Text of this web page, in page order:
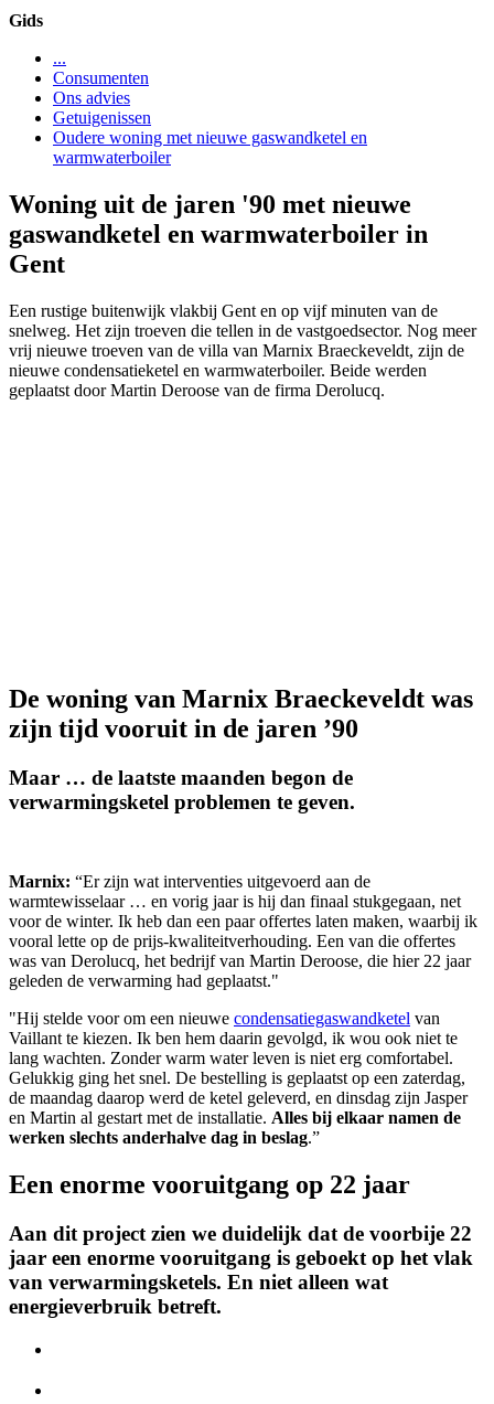
Gids
...
Consumenten
Ons advies
Getuigenissen
Oudere woning met nieuwe gaswandketel en
warmwaterboiler
Woning uit de jaren '90 met nieuwe
gaswandketel en warmwaterboiler in
Gent
Een rustige buitenwijk vlakbij Gent en op vijf minuten van de
snelweg. Het zijn troeven die tellen in de vastgoedsector. Nog meer
vrij nieuwe troeven van de villa van Marnix Braeckeveldt, zijn de
nieuwe condensatieketel en warmwaterboiler. Beide werden
geplaatst door Martin Deroose van de firma Derolucq.
De woning van Marnix Braeckeveldt was
zijn tijd vooruit in de jaren ’90
Maar … de laatste maanden begon de
verwarmingsketel problemen te geven.
Marnix: “Er zijn wat interventies uitgevoerd aan de
warmtewisselaar … en vorig jaar is hij dan finaal stukgegaan, net
voor de winter. Ik heb dan een paar offertes laten maken, waarbij ik
vooral lette op de prijs-kwaliteitverhouding. Een van die offertes
was van Derolucq, het bedrijf van Martin Deroose, die hier 22 jaar
geleden de verwarming had geplaatst."
"Hij stelde voor om een nieuwe condensatiegaswandketel van
Vaillant te kiezen. Ik ben hem daarin gevolgd, ik wou ook niet te
lang wachten. Zonder warm water leven is niet erg comfortabel.
Gelukkig ging het snel. De bestelling is geplaatst op een zaterdag,
de maandag daarop werd de ketel geleverd, en dinsdag zijn Jasper
en Martin al gestart met de installatie. Alles bij elkaar namen de
werken slechts anderhalve dag in beslag.”
Een enorme vooruitgang op 22 jaar
Aan dit project zien we duidelijk dat de voorbije 22
jaar een enorme vooruitgang is geboekt op het vlak
van verwarmingsketels. En niet alleen wat
energieverbruik betreft.